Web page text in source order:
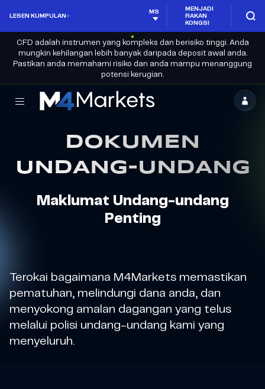
LESEN KUMPULAN
MS
MENJADI
RAKAN
KONGSI
CFD adalah instrumen yang kompleks dan berisiko tinggi. Anda
mungkin kehilangan lebih banyak daripada deposit awal anda.
Pastikan anda memahami risiko dan anda mampu menanggung
potensi kerugian.
M4Markets
Broker
Dagangan
Berlesen
DOKUMEN
UNDANG-UNDANG
Maklumat Undang-undang
Penting
Terokai bagaimana M4Markets memastikan
pematuhan, melindungi dana anda, dan
menyokong amalan dagangan yang telus
melalui polisi undang-undang kami yang
menyeluruh.